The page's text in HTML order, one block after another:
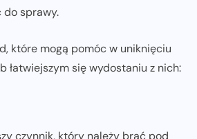
sprawy.
które mogą pomóc w uniknięciu
łatwiejszym się wydostaniu z nich:
czynnik, który należy brać pod